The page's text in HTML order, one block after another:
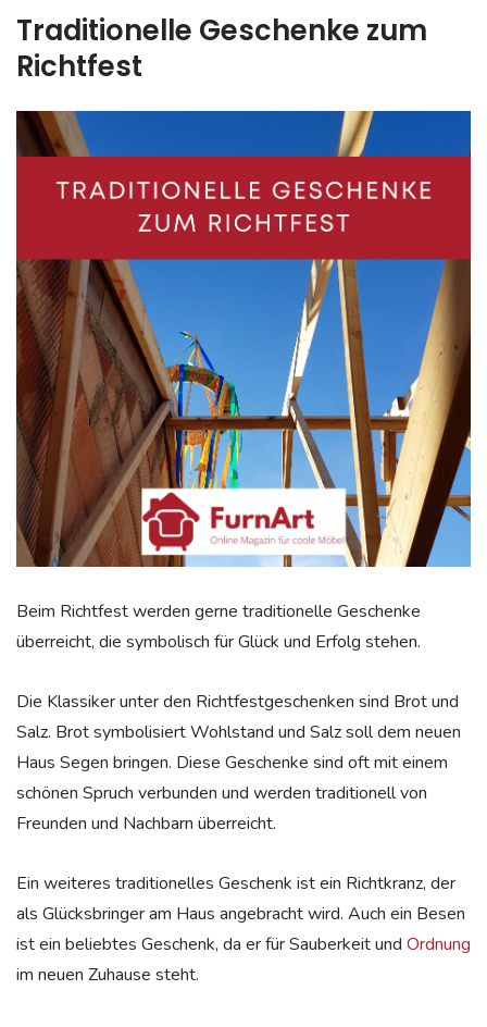
Traditionelle Geschenke zum
Richtfest
Beim Richtfest werden gerne traditionelle Geschenke
überreicht, die symbolisch für Glück und Erfolg stehen.
Die Klassiker unter den Richtfestgeschenken sind Brot und
Salz. Brot symbolisiert Wohlstand und Salz soll dem neuen
Haus Segen bringen. Diese Geschenke sind oft mit einem
schönen Spruch verbunden und werden traditionell von
Freunden und Nachbarn überreicht.
Ein weiteres traditionelles Geschenk ist ein Richtkranz, der
als Glücksbringer am Haus angebracht wird. Auch ein Besen
ist ein beliebtes Geschenk, da er für Sauberkeit und Ordnung
im neuen Zuhause steht.